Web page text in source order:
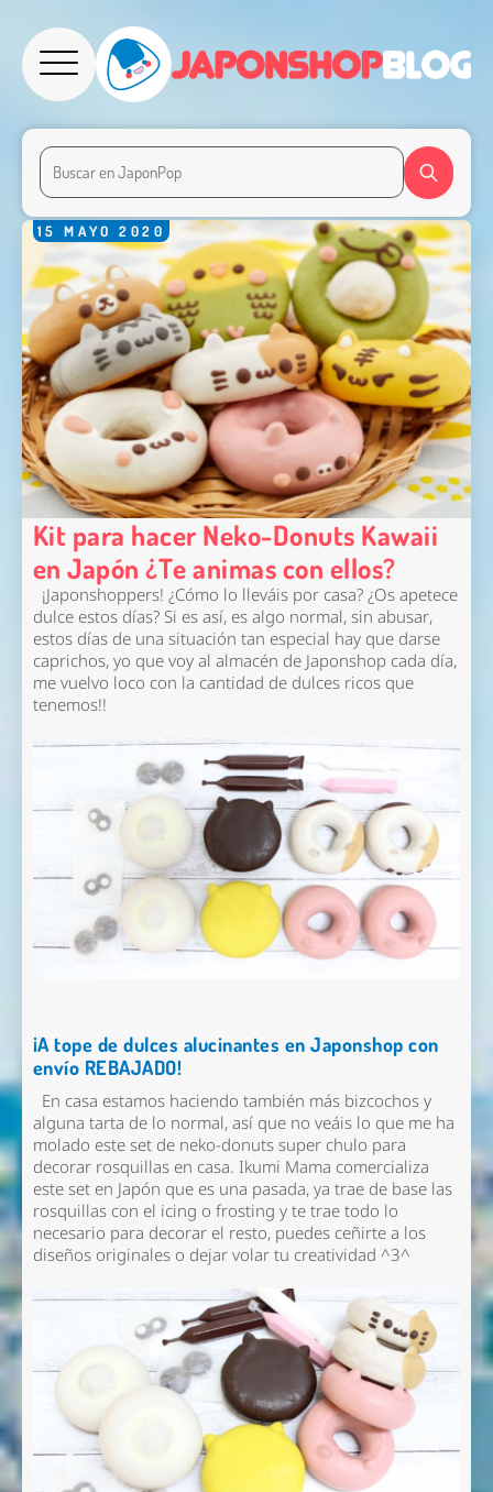
15 MAYO 2020
Kit para hacer Neko-Donuts Kawaii
en Japón ¿Te animas con ellos?
¡Japonshoppers! ¿Cómo lo lleváis por casa? ¿Os apetece
dulce estos días? Si es así, es algo normal, sin abusar,
estos días de una situación tan especial hay que darse
caprichos, yo que voy al almacén de Japonshop cada día,
me vuelvo loco con la cantidad de dulces ricos que
tenemos!!
¡A tope de dulces alucinantes en Japonshop con
envío REBAJADO!
En casa estamos haciendo también más bizcochos y
alguna tarta de lo normal, así que no veáis lo que me ha
molado este set de neko-donuts super chulo para
decorar rosquillas en casa. Ikumi Mama comercializa
este set en Japón que es una pasada, ya trae de base las
rosquillas con el icing o frosting y te trae todo lo
necesario para decorar el resto, puedes ceñirte a los
diseños originales o dejar volar tu creatividad ^3^